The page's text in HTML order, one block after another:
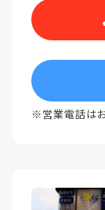
※営業電話は